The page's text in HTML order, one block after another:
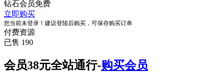
钻石会员免费
立即购买
您当前未登录！建议登陆后购买，可保存购买订单
付费资源
已售 190
会员38元全站通行-购买会员